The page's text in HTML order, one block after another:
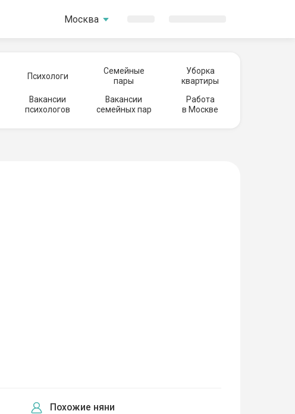
Москва
Психологи
Семейные
пары
Уборка
квартиры
Вакансии
психологов
Вакансии
семейных пар
Работа
в Москве
Похожие няни